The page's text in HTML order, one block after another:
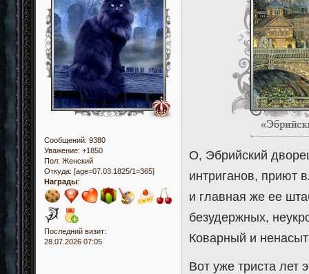
Сообщений: 9380
Уважение: +1850
Пол: Женский
Откуда: [age=07.03.1825/1=365]
Награды:
Последний визит:
28.07.2026 07:05
О, Эбрийский
интриганов, приют
и главная же ее
безудержных,
Коварный и
Вот уже триста лет